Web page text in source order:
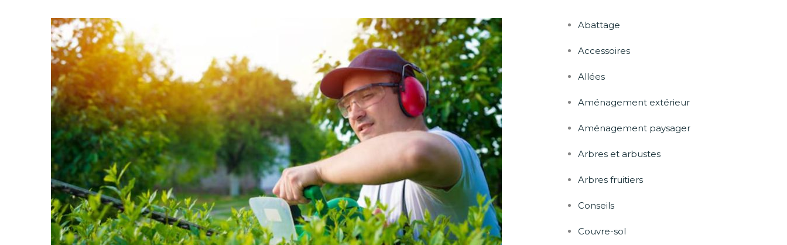
Abattage
Accessoires
Allées
Aménagement extérieur
Aménagement paysager
Arbres et arbustes
Arbres fruitiers
Conseils
Couvre-sol